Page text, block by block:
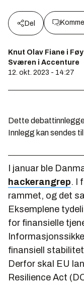
Del
Knut Olav Fiane i
Sværen i Accenture
12. okt. 2023 - 14:27
Dette
Innlegg kan sendes
I januar ble
hackerangrep. I
rammet, og det
Eksemplene
for finansielle
finansiell
Derfor skal EU
Resilience Act